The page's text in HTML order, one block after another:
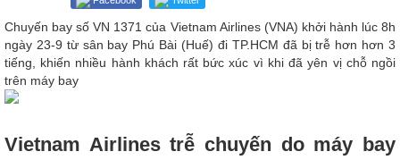
Chuyến bay số VN 1371 của Vietnam Airlines (VNA) khởi hành lúc 8h
ngày 23-9 từ sân bay Phú Bài (Huế) đi TP.HCM đã bị trễ hơn hơn 3
tiếng, khiến nhiều hành khách rất bức xúc vì khi đã yên vị chỗ ngồi
trên máy bay
Vietnam Airlines trễ chuyến do máy bay